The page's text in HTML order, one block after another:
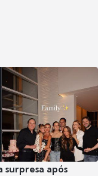
surpresa após